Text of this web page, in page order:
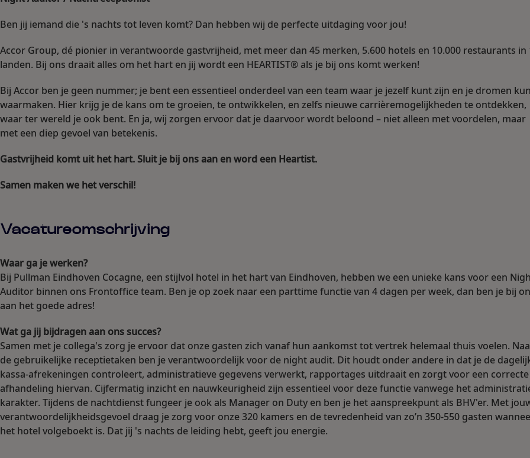
Ben jij iemand die 's nachts tot leven komt? Dan hebben wij de perfecte uitdaging voor jou!
Accor Group, dé pionier in verantwoorde gastvrijheid, met meer dan 45 merken, 5.600 hotels en 10.000 restaurants in
landen. Bij ons draait alles om het hart en jij wordt een HEARTIST® als je bij ons komt werken!
Bij Accor ben je geen nummer; je bent een essentieel onderdeel van een team waar je jezelf kunt zijn en je dromen
waarmaken. Hier krijg je de kans om te groeien, te ontwikkelen, en zelfs nieuwe carrièremogelijkheden te ontdekken,
waar ter wereld je ook bent. En ja, wij zorgen ervoor dat je daarvoor wordt beloond – niet alleen met voordelen, maar
met een diep gevoel van betekenis.
Gastvrijheid komt uit het hart. Sluit je bij ons aan en word een Heartist.
Samen maken we het verschil!
Vacatureomschrijving
Waar ga je werken?
Bij Pullman Eindhoven Cocagne, een stijlvol hotel in het hart van Eindhoven, hebben we een unieke kans voor een
Auditor binnen ons Frontoffice team. Ben je op zoek naar een parttime functie van 4 dagen per week, dan ben je bij
aan het goede adres!
Wat ga jij bijdragen aan ons succes?
Samen met je collega's zorg je ervoor dat onze gasten zich vanaf hun aankomst tot vertrek helemaal thuis voelen.
de gebruikelijke receptietaken ben je verantwoordelijk voor de night audit. Dit houdt onder andere in dat je de
kassa-afrekeningen controleert, administratieve gegevens verwerkt, rapportages uitdraait en zorgt voor een correcte
afhandeling hiervan. Cijfermatig inzicht en nauwkeurigheid zijn essentieel voor deze functie vanwege het
karakter. Tijdens de nachtdienst fungeer je ook als Manager on Duty en ben je het aanspreekpunt als BHV'er. Met
verantwoordelijkheidsgevoel draag je zorg voor onze 320 kamers en de tevredenheid van zo’n 350-550 gasten
het hotel volgeboekt is. Dat jij 's nachts de leiding hebt, geeft jou energie.